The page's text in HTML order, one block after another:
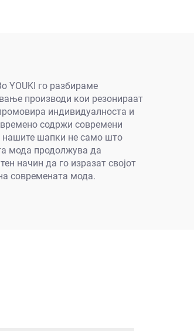
YOUKI го разбираме
производи кои резонираат
индивидуалноста и
содржи современи
нашите шапки не само што
мода продолжува да
начин да го изразат својот
современата мода.